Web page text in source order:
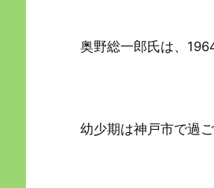
奥野総一郎氏は、
幼少期は神戸市で過